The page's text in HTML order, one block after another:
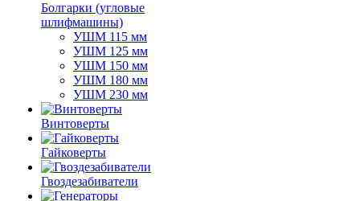
Болгарки (угловые
шлифмашины)
УШМ 115 мм
УШМ 125 мм
УШМ 150 мм
УШМ 180 мм
УШМ 230 мм
Винтоверты
Гайковерты
Гвоздезабиватели